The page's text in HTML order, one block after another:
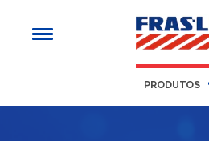
PRODUTOS